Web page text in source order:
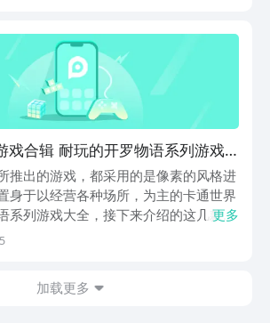
戏合辑 耐玩的开罗物语系列游戏
推出的游戏，都采用的是像素的风格进
身于以经营各种场所，为主的卡通世界
系列游戏大全，接下来介绍的这几款，
了解，无论是经营度假岛或者是食堂
更多
加载更多